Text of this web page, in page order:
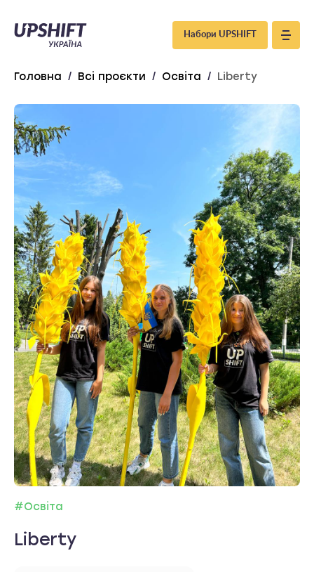
Upshift
–
Україна
Набори UPSHIFT
Головна / Всі проєкти / Освіта / Liberty
#Освіта
Liberty